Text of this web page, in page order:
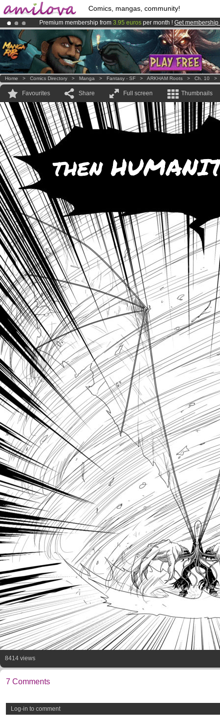
Comics, mangas, community!
Premium membership from 3.95 euros per month ! Get membership
Already 100000membersand 1000comics & mangas!.
AmilovaKickstarter is now LIVE!.
Home > Comics Directory > Manga > Fantasy - SF > ARKHAM Roots > Ch. 10
Favourites Share Full screen Thumbnails
then
8414 views
7 Comments
Log-in to comment